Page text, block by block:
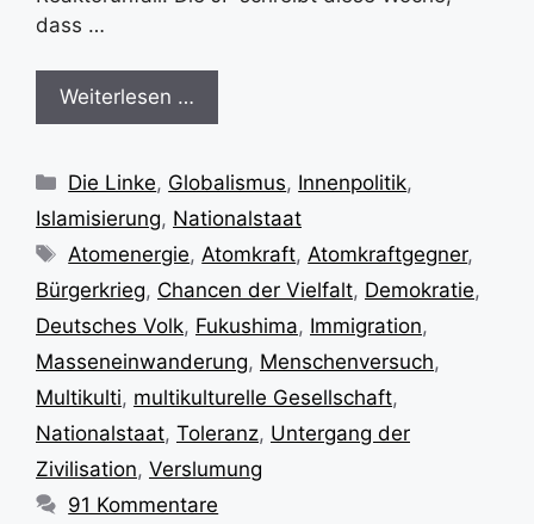
dass …
Weiterlesen …
Kategorien
Die Linke, Globalismus, Innenpolitik,
Islamisierung, Nationalstaat
Schlagwörter
Atomenergie,Atomkraft,Atomkraftgegner,
Bürgerkrieg, Chancen der Vielfalt, Demokratie,
Deutsches Volk, Fukushima, Immigration,
Masseneinwanderung, Menschenversuch,
Multikulti, multikulturelle Gesellschaft,
Nationalstaat, Toleranz, Untergang der
Zivilisation, Verslumung
91 Kommentare